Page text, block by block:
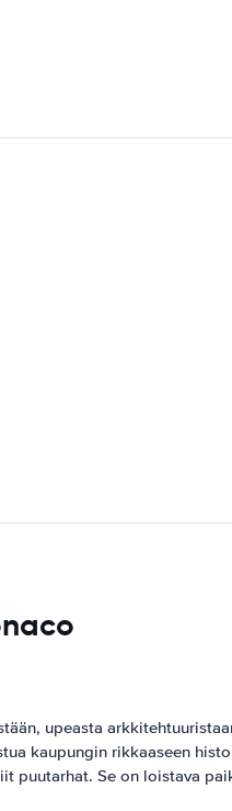
upeasta
kaupungin rikkaaseen
puutarhat. Se on loistava